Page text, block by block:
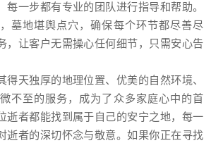
每一步都有专业的团队进行指导和帮助。
墓地堪舆点穴，确保每个环节都尽善尽
，让客户无需操心任何细节，只需安心告
得天独厚的地理位置、优美的自然环境、
不至的服务，成为了众多家庭心中的首
逝者都能找到属于自己的安宁之地，每一
逝者的深切怀念与敬意。如果你正在寻找